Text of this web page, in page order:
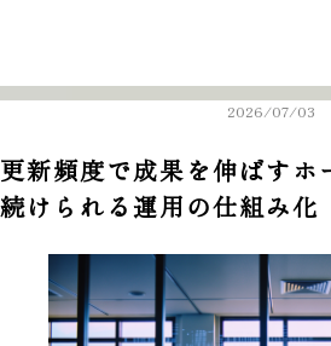
2026/07/03
更新頻度で成果を伸ばすホ
続けられる運用の仕組み化